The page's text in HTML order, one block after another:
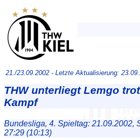
21./23.09.2002 - Letzte Aktualisierung:
THW unterliegt Lemgo
Kampf
Bundesliga, 4. Spieltag: 21.09.2002,
27:29 (10:13)